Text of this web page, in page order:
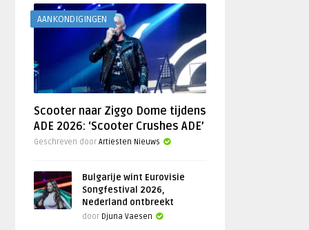
AANKONDIGINGEN
Scooter naar Ziggo Dome tijdens
ADE 2026: ‘Scooter Crushes ADE’
Geschreven doorArtiesten Nieuws
Bulgarije wint Eurovisie
Songfestival 2026,
Nederland ontbreekt
door Djuna Vaesen